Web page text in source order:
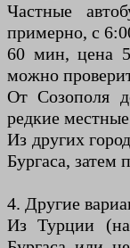
Частные
примерно, с
60 мин, цена
можно
От Созополя
редкие
Из других
Бургаса, затем
4. Другие
Из Турции